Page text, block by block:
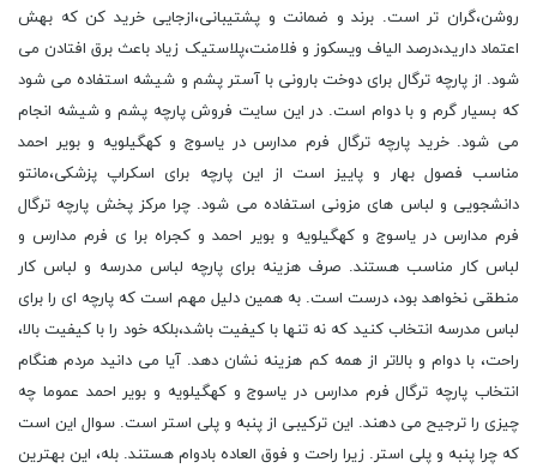
روشن،گران تر است. برند و ضمانت و پشتیبانی،ازجایی خرید کن که بهش
اعتماد دارید،درصد الیاف ویسکوز و فلامنت،پلاستیک زیاد باعث برق افتادن می
شود. از پارچه ترگال برای دوخت بارونی با آستر پشم و شیشه استفاده می شود
که بسیار گرم و با دوام است. در این سایت فروش پارچه پشم و شیشه انجام
می شود. خرید پارچه ترگال فرم مدارس در یاسوج و کهگیلویه و بویر احمد
مناسب فصول بهار و پاییز است از این پارچه برای اسکراپ پزشکی،مانتو
دانشجویی و لباس های مزونی استفاده می شود. چرا مرکز پخش پارچه ترگال
فرم مدارس در یاسوج و کهگیلویه و بویر احمد و کجراه برا ی فرم مدارس و
لباس کار مناسب هستند. صرف هزینه برای پارچه لباس مدرسه و لباس کار
منطقی نخواهد بود، درست است. به همین دلیل مهم است که پارچه ای را برای
لباس مدرسه انتخاب کنید که نه تنها با کیفیت باشد،بلکه خود را با کیفیت بالا،
راحت، با دوام و بالاتر از همه کم هزینه نشان دهد. آیا می دانید مردم هنگام
انتخاب پارچه ترگال فرم مدارس در یاسوج و کهگیلویه و بویر احمد عموما چه
چیزی را ترجیح می دهند. این ترکیبی از پنبه و پلی استر است. سوال این است
که چرا پنبه و پلی استر. زیرا راحت و فوق العاده بادوام هستند. بله، این بهترین